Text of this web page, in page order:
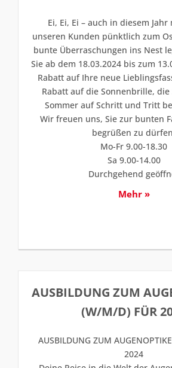
Ei, Ei, Ei – auch in diesem
unseren Kunden pünktlich zum
bunte Überraschungen ins Nest
Sie ab dem 18.03.2024 bis zum
Rabatt auf Ihre neue
Rabatt auf die Sonnenbrille, die
Sommer auf Schritt und Tritt
Wir freuen uns, Sie zur bunten
begrüßen zu
Mo-Fr 9.00-18.30
Sa 9.00-14.00
Durchgehend
Mehr »
AUSBILDUNG ZUM
(W/M/D) FÜR
AUSBILDUNG ZUM
2024